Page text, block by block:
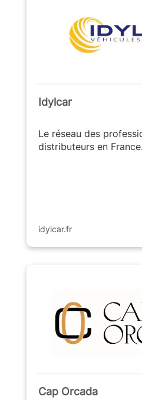
idylcar.fr
Idylcar
Le réseau des
distributeurs en France.
Cap Orcada